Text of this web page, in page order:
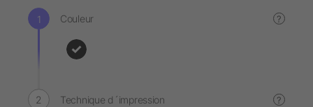
Couleur ?
Technique d´impression ?